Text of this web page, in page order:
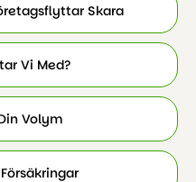
Skara
Vi Med?
Volym